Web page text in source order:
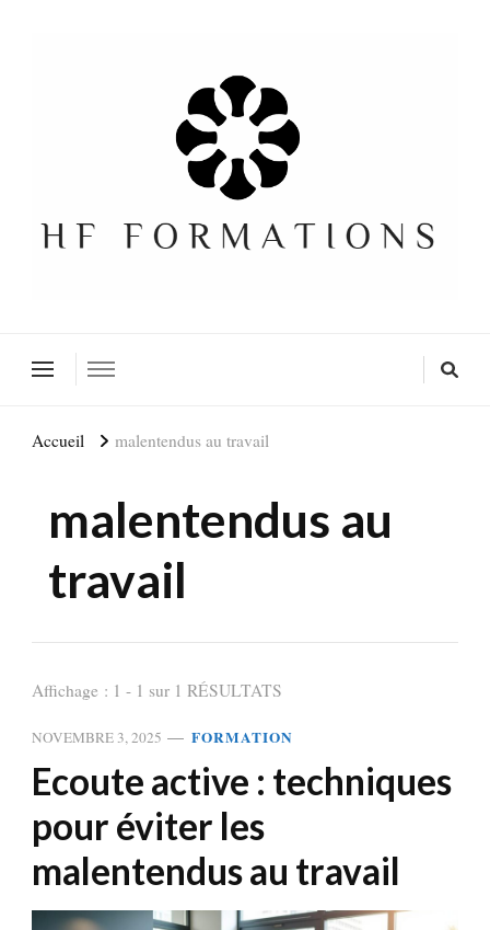
Accueil malentendus au travail
malentendus au
travail
Affichage : 1 - 1 sur 1 RÉSULTATS
NOVEMBRE 3, 2025 FORMATION
Ecoute active : techniques
pour éviter les
malentendus au travail